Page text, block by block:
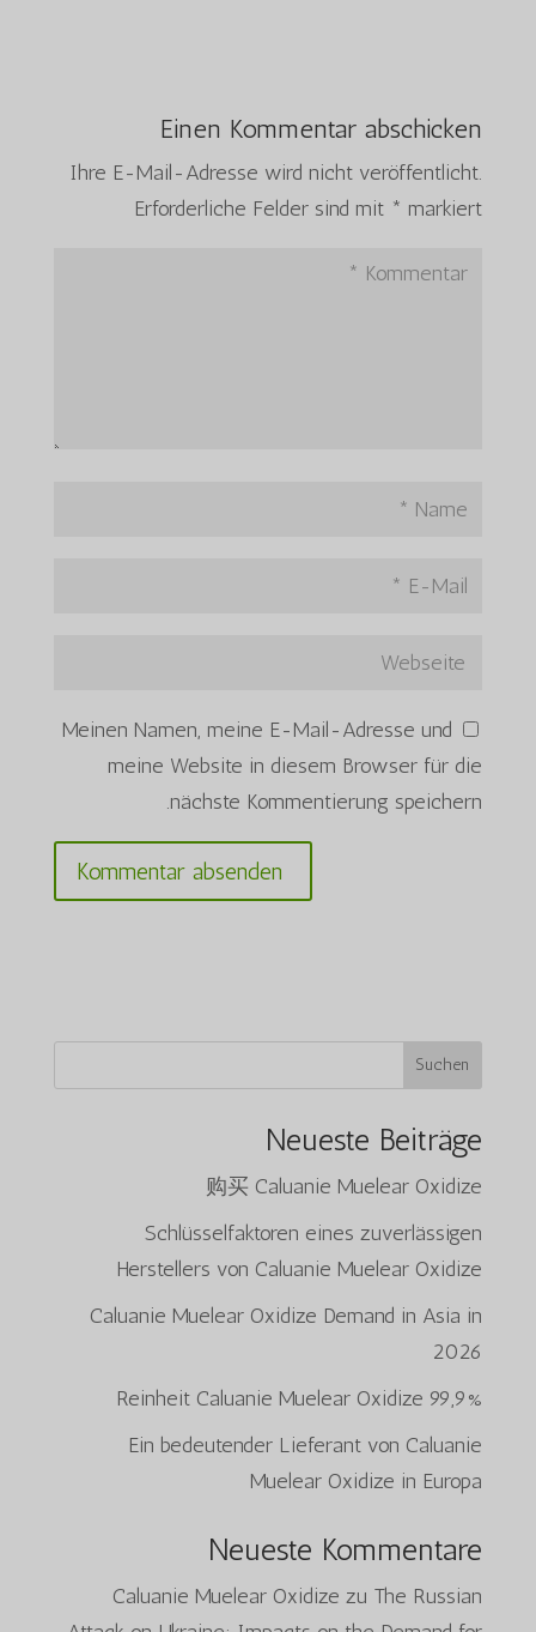
Einen Kommentar abschicken
Ihre E-Mail-Adresse wird nicht veröffentlicht.
Erforderliche Felder sind mit * markiert
Meinen Namen, meine E-Mail-Adresse und
meine Website in diesem Browser für die
nächste Kommentierung speichern.
Suchen
Neueste Beiträge
购买 Caluanie Muelear Oxidize
Schlüsselfaktoren eines zuverlässigen
Herstellers von Caluanie Muelear Oxidize
Caluanie Muelear Oxidize Demand in Asia in
2026
99,9% Reinheit Caluanie Muelear Oxidize
Ein bedeutender Lieferant von Caluanie
Muelear Oxidize in Europa
Neueste Kommentare
Caluanie Muelear Oxidize zu The Russian